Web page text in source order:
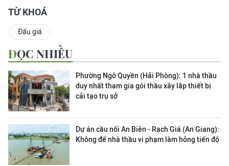
TỪ KHOÁ
Đấu giá
ĐỌC NHIỀU
Phường Ngô Quyền (Hải Phòng): 1 nhà thầu
duy nhất tham gia gói thầu xây lắp thiết bị
cải tạo trụ sở
Dự án cầu nối An Biên - Rạch Giá (An Giang):
Không để nhà thầu vi phạm làm hỏng tiến độ